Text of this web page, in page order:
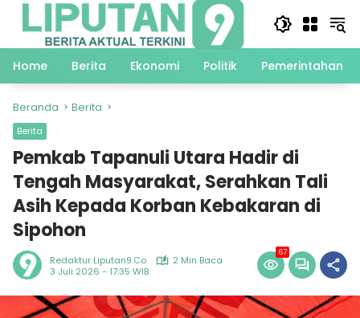
Langsung
Home
Berita Ekonomi Politik Pemerintahan
Beranda Berita
Berita
Pemkab Tapanuli Utara Hadir di
Tengah Masyarakat, Serahkan Tali
Asih Kepada Korban Kebakaran di
Sipohon
Redaktur Liputan9.co
2 Min Baca
3 Juli 2026 - 17:35 WIB
67